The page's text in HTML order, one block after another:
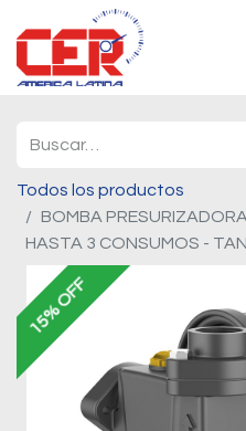
Todos los productos
BOMBA
HASTA 3 CONSUMOS -
15% OFF